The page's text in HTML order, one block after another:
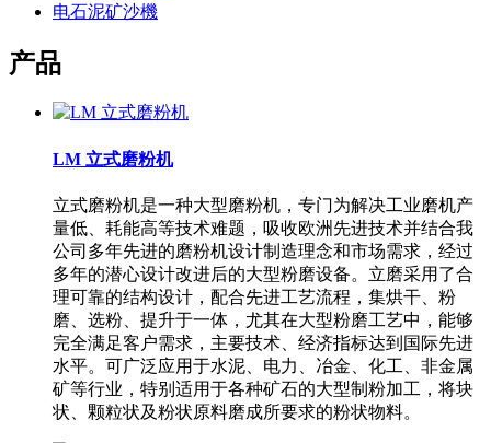
电石泥矿沙機
产品
LM 立式磨粉机
立式磨粉机是一种大型磨粉机，专门为解决工业磨机产
量低、耗能高等技术难题，吸收欧洲先进技术并结合我
公司多年先进的磨粉机设计制造理念和市场需求，经过
多年的潜心设计改进后的大型粉磨设备。立磨采用了合
理可靠的结构设计，配合先进工艺流程，集烘干、粉
磨、选粉、提升于一体，尤其在大型粉磨工艺中，能够
完全满足客户需求，主要技术、经济指标达到国际先进
水平。可广泛应用于水泥、电力、冶金、化工、非金属
矿等行业，特别适用于各种矿石的大型制粉加工，将块
状、颗粒状及粉状原料磨成所要求的粉状物料。